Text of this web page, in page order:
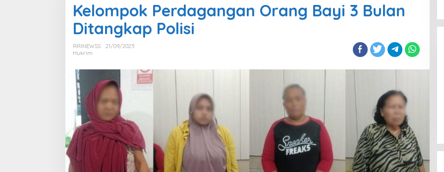
Orang
Bayi
3
Bulan
Kelompok Perdagangan Orang Bayi 3 Bulan
Ditangkap Polisi
RRINEWSS
21/09/2025
Hukrim
Bridge Data Centres and Morong
Electric Jointly Launch the World’s
First Fully Prefabricated Power
Module for AI Data Centres
YF Life Claims “Branding Initiative
of the Year – HK” at Insurance Asia
Awards 2026
Holistic Way Unveils New Plant-
Based Menopause Relief
Supplement